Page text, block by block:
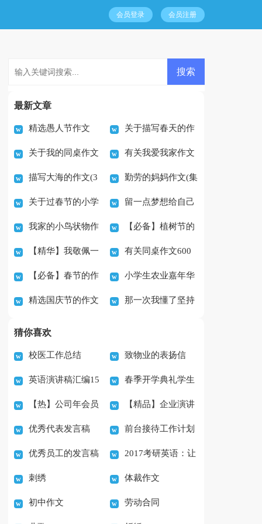
会员登录 会员注册
最新文章
精选愚人节作文
500字集锦九篇
关于描写春天的作
文600字集锦八篇
关于我的同桌作文
5篇
有关我爱我家作文
500字3篇
描写大海的作文(3
篇)
勤劳的妈妈作文(集
合15篇)
关于过春节的小学
生作文（精选12篇）
留一点梦想给自己
作文(精选15篇)
我家的小鸟状物作
文
【必备】植树节的
作文200字4篇
【精华】我敬佩一
个人作文5篇
有关同桌作文600
字汇编9篇
【必备】春节的作
文600字合集7篇
小学生农业嘉年华
观后感作文（精选）
精选国庆节的作文 那一次我懂了坚持
猜你喜欢
校医工作总结 致物业的表扬信
英语演讲稿汇编15
篇
春季开学典礼学生
代表发言稿(15篇)
【热】公司年会员
工发言稿
【精品】企业演讲
稿模板锦集八篇
优秀代表发言稿 前台接待工作计划
优秀员工的发言稿
(15篇)
2017考研英语：让
作文高大上的八大技巧
刺绣 体裁作文
初中作文 劳动合同